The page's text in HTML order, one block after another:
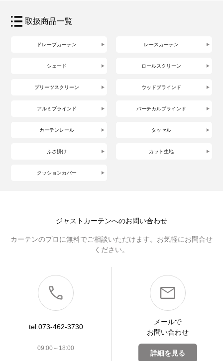
取扱商品一覧
ドレープカーテン レースカーテン
シェード ロールスクリーン
プリーツスクリーン ウッドブラインド
アルミブラインド バーチカルブラインド
カーテンレール タッセル
ふさ掛け カット生地
クッションカバー
ジャストカーテンへのお問い合わせ
カーテンのプロに無料でご相談いただけます。お気軽にお問合せ
ください。
tel.073-462-3730
09:00～18:00
メールで
お問い合わせ
詳細を見る